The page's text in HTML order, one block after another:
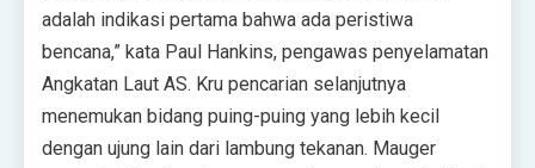
adalah indikasi pertama bahwa ada peristiwa
bencana,” kata Paul Hankins, pengawas penyelamatan
Angkatan Laut AS. Kru pencarian selanjutnya
menemukan bidang puing-puing yang lebih kecil
dengan ujung lain dari lambung tekanan. Mauger